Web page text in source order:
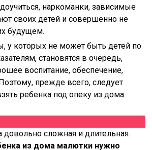
наркоманки, зависимые
своих детей и совершенно не
будущем.
у которых не может быть детей по
становятся в очередь,
воспитание, обеспечение,
прежде всего, следует
ребенка под опеку из дома
довольно сложная и длительная.
из дома малютки нужно